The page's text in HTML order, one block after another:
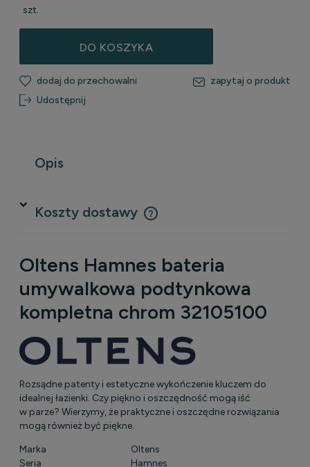
szt.
DO KOSZYKA
dodaj do przechowalni
zapytaj o produkt
Udostępnij
Opis
Koszty dostawy
Cena nie zawiera ewentualnych kosztów płatności
Oltens Hamnes bateria
umywalkowa podtynkowa
kompletna chrom 32105100
Rozsądne patenty i estetyczne wykończenie kluczem do
idealnej łazienki. Czy piękno i oszczędność mogą iść
w parze? Wierzymy, że praktyczne i oszczędne rozwiązania
mogą również być piękne.
Marka
Oltens
Seria
Hamnes